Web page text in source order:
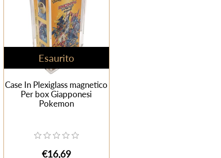
Esaurito
Case In Plexiglass magnetico
Per box Giapponesi
Pokemon
€16,69